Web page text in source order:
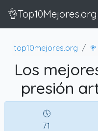
👌Top10Mejores.org
top10mejores.org
Los
presión
🕔
71